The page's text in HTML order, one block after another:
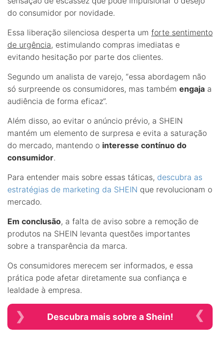
do consumidor por novidade.
Essa liberação silenciosa desperta um forte sentimento
de urgência, estimulando compras imediatas e
evitando hesitação por parte dos clientes.
Segundo um analista de varejo, “essa abordagem não
só surpreende os consumidores, mas também engaja a
audiência de forma eficaz”.
Além disso, ao evitar o anúncio prévio, a SHEIN
mantém um elemento de surpresa e evita a saturação
do mercado, mantendo o interesse contínuo do
consumidor.
Para entender mais sobre essas táticas, descubra as
estratégias de marketing da SHEIN que revolucionam o
mercado.
Em conclusão, a falta de aviso sobre a remoção de
produtos na SHEIN levanta questões importantes
sobre a transparência da marca.
Os consumidores merecem ser informados, e essa
prática pode afetar diretamente sua confiança e
lealdade à empresa.
Descubra mais sobre a Shein!